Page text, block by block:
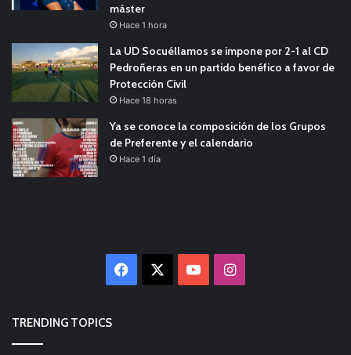
máster
Hace 1 hora
La UD Socuéllamos se impone por 2-1 al CD
Pedroñeras en un partido benéfico a favor de
Protección Civil
Hace 18 horas
Ya se conoce la composición de los Grupos
de Preferente y el calendario
Hace 1 día
Facebook YouTubeInstagram
TRENDING TOPICS